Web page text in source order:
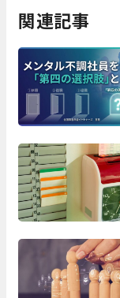
関連記事